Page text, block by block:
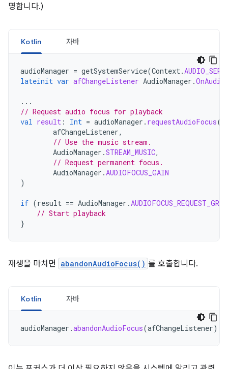
명합니다.)
Kotlin 자바
audioManager = getSystemService(Context.
lateinit var afChangeListener AudioManager .
...
// Request audio focus for playback
val result : Int = audioManager . requestAudioFocus(
afChangeListener,
// Use the music stream.
AudioManager .STREAM_MUSIC,
// Request permanent focus.
AudioManager .AUDIOFOCUS_GAIN
)
if (result == AudioManager .
// Start playback
}
재생을 마치면 abandonAudioFocus() 를 호출합니다.
Kotlin 자바
audioManager .abandonAudioFocus(afChangeListener)